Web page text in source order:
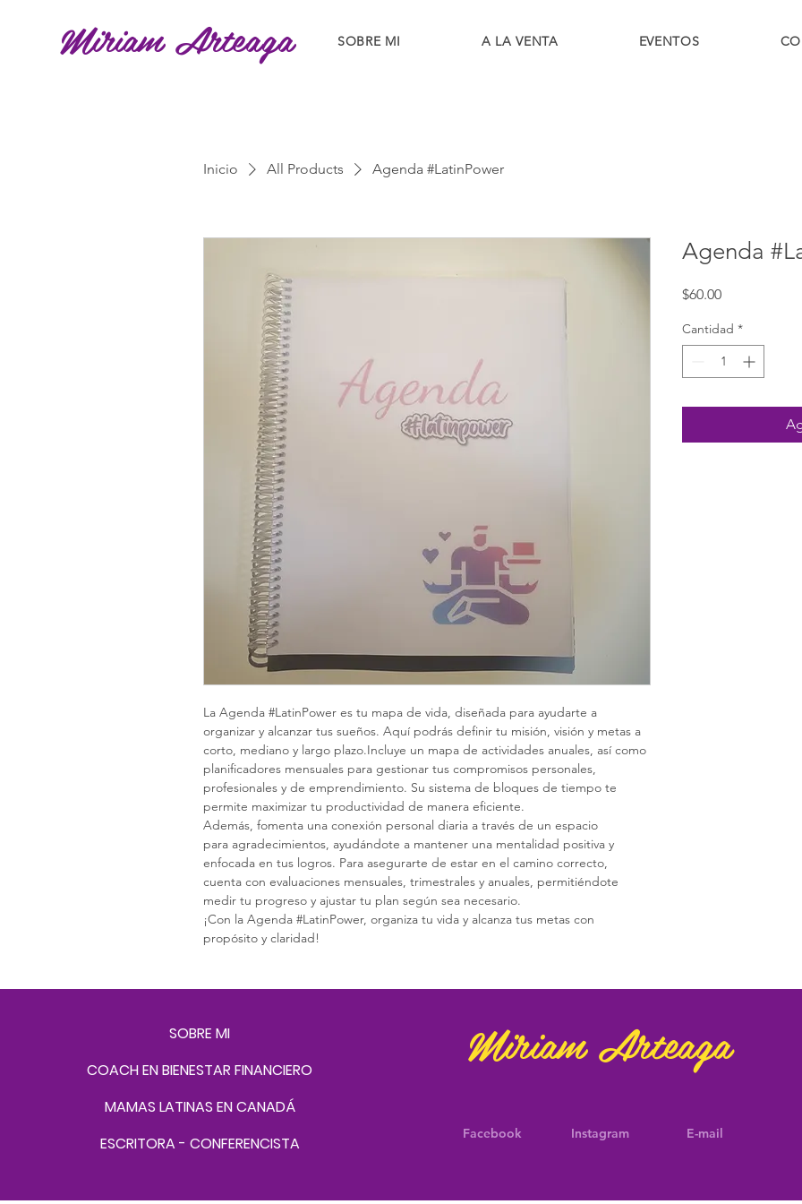
Miriam Arteaga SOBRE MI A LA VENTA EVENTOS
Inicio All Products Agenda #LatinPower
La Agenda #LatinPower es tu mapa de vida, diseñada para ayudarte a
organizar y alcanzar tus sueños. Aquí podrás definir tu misión, visión y metas a
corto, mediano y largo plazo.Incluye un mapa de actividades anuales, así como
planificadores mensuales para gestionar tus compromisos personales,
profesionales y de emprendimiento. Su sistema de bloques de tiempo te
permite maximizar tu productividad de manera eficiente.
Además, fomenta una conexión personal diaria a través de un espacio
para agradecimientos, ayudándote a mantener una mentalidad positiva y
enfocada en tus logros. Para asegurarte de estar en el camino correcto,
cuenta con evaluaciones mensuales, trimestrales y anuales, permitiéndote
medir tu progreso y ajustar tu plan según sea necesario.
¡Con la Agenda #LatinPower, organiza tu vida y alcanza tus metas con
propósito y claridad!
Agenda
$60.00Precio
Cantidad *
SOBRE MI
COACH EN BIENESTAR FINANCIERO
MAMAS LATINAS EN CANADÁ
ESCRITORA - CONFERENCISTA
Miriam Arteaga
Facebook Instagram E-mail